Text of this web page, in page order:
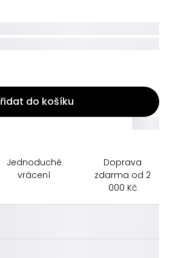
do košíku
Jednoduché
vrácení
Doprava
zdarma od 2
000 Kč